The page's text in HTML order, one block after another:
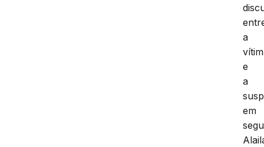
a
e
a
em